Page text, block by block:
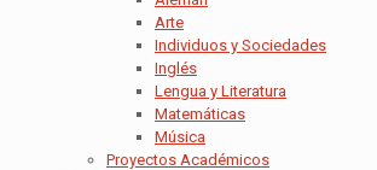
Arte
Individuos y Sociedades
Inglés
Lengua y Literatura
Matemáticas
Música
Proyectos Académicos